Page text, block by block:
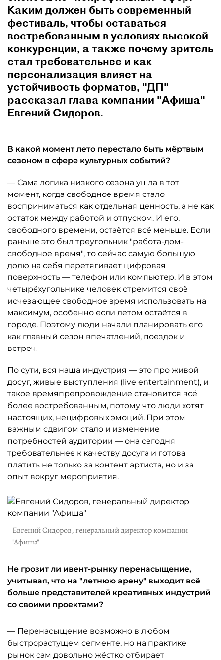
Каким должен быть современный
фестиваль, чтобы оставаться
востребованным в условиях высокой
конкуренции, а также почему зритель
стал требовательнее и как
персонализация влияет на
устойчивость форматов, "ДП"
рассказал глава компании "Афиша"
Евгений Сидоров.
В какой момент лето перестало быть мёртвым
сезоном в сфере культурных событий?
— Сама логика низкого сезона ушла в тот
момент, когда свободное время стало
восприниматься как отдельная ценность, а не как
остаток между работой и отпуском. И его,
свободного времени, остаётся всё меньше. Если
раньше это был треугольник "работа-дом-
свободное время", то сейчас самую большую
долю на себя перетягивает цифровая
поверхность — телефон или компьютер. И в этом
четырёхугольнике человек стремится своё
исчезающее свободное время использовать на
максимум, особенно если летом остаётся в
городе. Поэтому люди начали планировать его
как главный сезон впечатлений, поездок и
встреч.
По сути, вся наша индустрия — это про живой
досуг, живые выступления (live entertainment), и
такое времяпрепровождение становится всё
более востребованным, потому что люди хотят
настоящих, нецифровых эмоций. При этом
важным сдвигом стало и изменение
потребностей аудитории — она сегодня
требовательнее к качеству досуга и готова
платить не только за контент артиста, но и за
опыт вокруг мероприятия.
Евгений Сидоров, генеральный директор компании
"Афиша"
Не грозит ли ивент-рынку перенасыщение,
учитывая, что на "летнюю арену" выходит всё
больше представителей креативных индустрий
со своими проектами?
— Перенасыщение возможно в любом
быстрорастущем сегменте, но на практике
рынок сам довольно жёстко отбирает